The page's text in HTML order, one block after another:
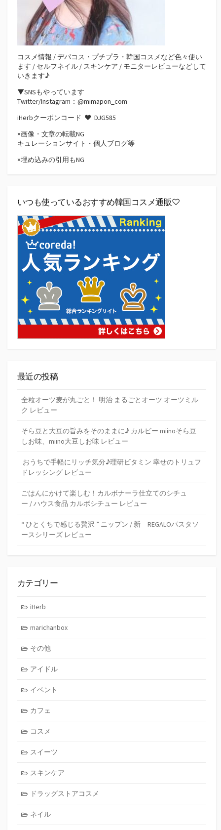
コスメ情報 / デパコス・プチプラ・韓国コスメなど色々使い
ます / セルフネイル / スキンケア / モニターレビューなどして
いきます♪
▼SNSもやっています
Twitter/Instagram：@mimapon_com
iHerbクーポンコード ♥ DJG585
×画像・文章の転載NG
キュレーションサイト・個人ブログ等
×埋め込みの引用もNG
いつも使っているおすすめ韓国コスメ通販♡
最近の投稿
全粒オーツ麦が丸ごと！ 明治 まるごとオーツ オーツミル
ク レビュー
そら豆と大豆の旨みをそのままに♪ カルビー miinoそら豆
しお味、miino大豆しお味 レビュー
おうちで手軽にリッチ気分♪理研ビタミン 幸せのトリュフ
ドレッシング レビュー
ごはんにかけて楽しむ！カルボナーラ仕立てのシチュ
ー / ハウス食品 カルボシチュー レビュー
“ ひとくちで感じる贅沢 ” ニップン / 新 REGALOパスタソ
ースシリーズ レビュー
カテゴリー
iHerb
marichanbox
その他
アイドル
イベント
カフェ
コスメ
スイーツ
スキンケア
ドラッグストアコスメ
ネイル